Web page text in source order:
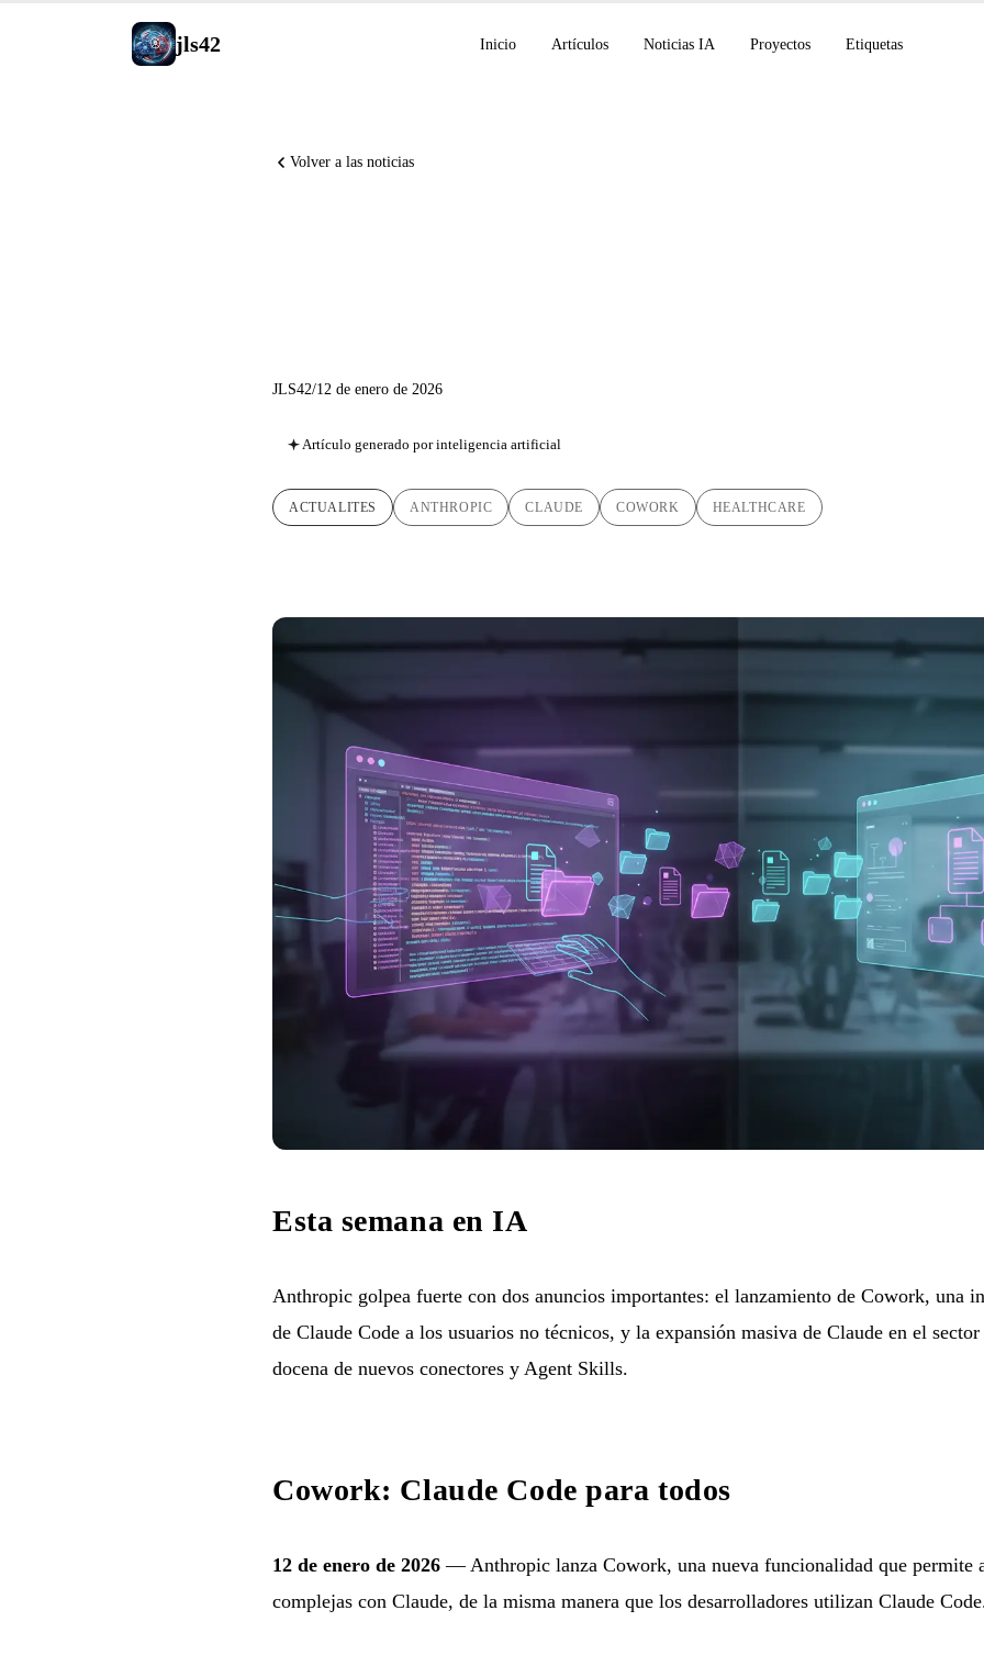
jls42 Inicio Artículos Noticias IA Proyectos Etiquetas
Volver a las noticias
JLS42/12 de enero de 2026
Artículo generado por inteligencia artificial
ACTUALITES ANTHROPIC CLAUDE COWORK HEALTHCARE
Esta semana en IA
Anthropic golpea fuerte con dos anuncios importantes: el lanzamiento de Cowork, una
de Claude Code a los usuarios no técnicos, y la expansión masiva de Claude en el
docena de nuevos conectores y Agent Skills.
Cowork: Claude Code para todos
12 de enero de 2026 — Anthropic lanza Cowork, una nueva funcionalidad que permite
complejas con Claude, de la misma manera que los desarrolladores utilizan Claude